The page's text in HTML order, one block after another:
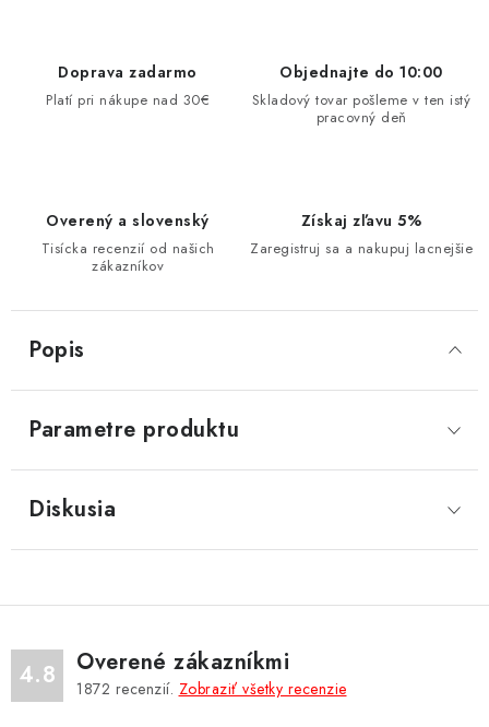
Doprava zadarmo
Platí pri nákupe nad 30€
Objednajte do 10:00
Skladový tovar pošleme v ten istý
pracovný deň
Overený a slovenský
Tisícka recenzií od našich
zákazníkov
Získaj zľavu 5%
Zaregistruj sa a nakupuj lacnejšie
Popis
Parametre produktu
Diskusia
4.8 Overené zákazníkmi
1872 recenzií. Zobraziť všetky recenzie